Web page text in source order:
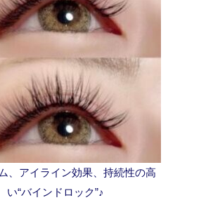
、アイライン効果、持続性の高
い“バインドロック”♪